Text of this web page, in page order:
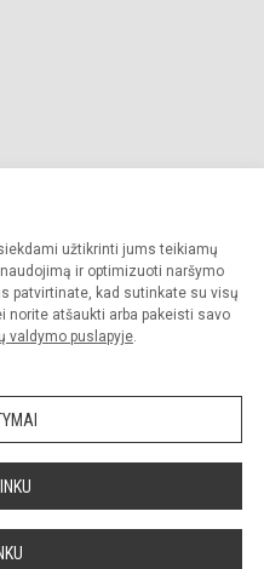
užtikrinti jums teikiamų
ir optimizuoti naršymo
patvirtinate, kad sutinkate su visų
norite atšaukti arba pakeisti savo
valdymo puslapyje.
Visos teisės saugomos.
sutikimo griežtai draudžiama.
Slapukų valdymas